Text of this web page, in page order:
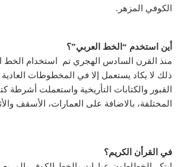
الكوفي المزهر.
أين استخدم “الخط العربي”؟
منذ القرن السادس الهجري تم استخدام الخط
ذلك لا يكاد يستعمل إلا في المخطوطات
القبور والكتابات التأريخية واستعملت أشرطة
المختلفة، بالاضافة على العمارات، الأسقف
في القرأن الكريم؟